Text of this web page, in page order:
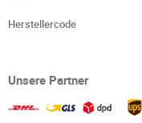
Herstellercode
Unsere Partner